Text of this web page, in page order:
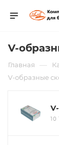
V-
Главная —
V-образные